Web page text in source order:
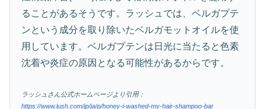
ることがあるそうです。ラッシュでは、ベルガプテ
ンという成分を取り除いたベルガモットオイルを使
用しています。ベルガプテンは日光に当たると色素
沈着や炎症の原因となる可能性があるからです。
ラッシュさん公式ホームページより引用：
https://www.lush.com/jp/ja/p/honey-i-washed-my-hair-shampoo-bar